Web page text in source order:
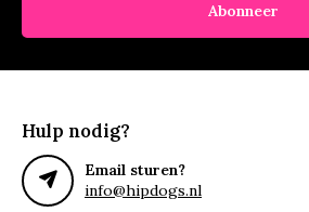
Abonneer
Hulp nodig?
Email sturen?
info@hipdogs.nl